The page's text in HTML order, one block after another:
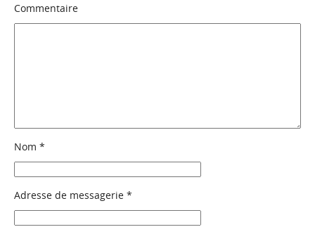
Commentaire
Nom *
Adresse de messagerie *